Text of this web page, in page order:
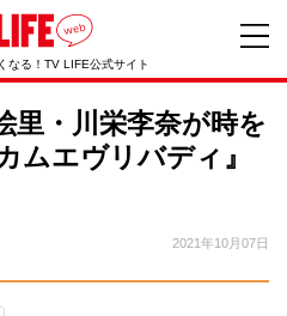
なる！TV LIFE公式サイト
里・川栄李奈が時を
ムエヴリバディ』
2021年10月07日